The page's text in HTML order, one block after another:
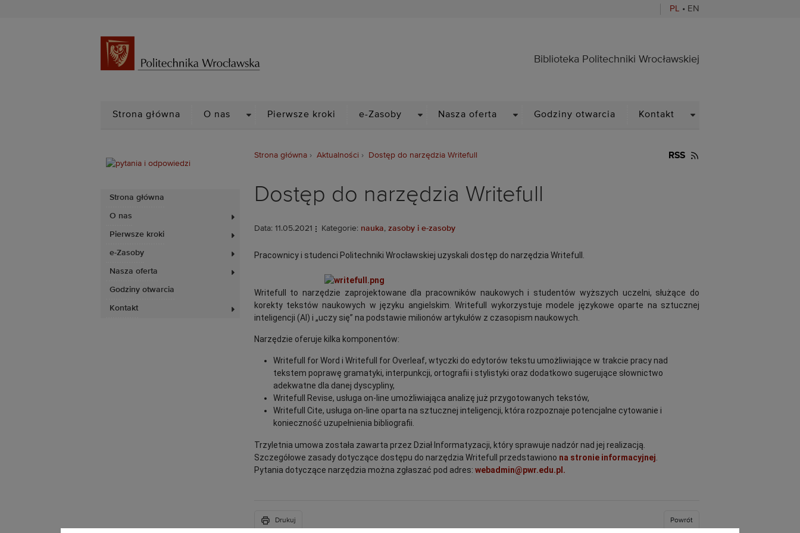
PL • EN
Biblioteka Politechniki Wrocławskiej
Biblioteka Politechniki Wrocławskiej
Strona główna O nas Pierwsze kroki e-Zasoby Nasza oferta Godziny otwarcia Kontakt
Strona główna
O nas
Pierwsze kroki
e-Zasoby
Nasza oferta
Godziny otwarcia
Kontakt
Strona główna Aktualności Dostęp do narzędzia Writefull RSS
Dostęp do narzędzia Writefull
Data: 11.05.2021 Kategorie: nauka, zasoby i e-zasoby
Pracownicy i studenci Politechniki Wrocławskiej uzyskali dostęp do narzędzia Writefull.
Writefull to narzędzie zaprojektowane dla pracowników naukowych i studentów wyższych uczelni, służące do
korekty tekstów naukowych w języku angielskim. Writefull wykorzystuje modele językowe oparte na sztucznej
inteligencji (AI) i „uczy się” na podstawie milionów artykułów z czasopism naukowych.
Narzędzie oferuje kilka komponentów:
Writefull for Word i Writefull for Overleaf, wtyczki do edytorów tekstu umożliwiające w trakcie pracy nad
tekstem poprawę gramatyki, interpunkcji, ortografii i stylistyki oraz dodatkowo sugerujące słownictwo
adekwatne dla danej dyscypliny,
Writefull Revise, usługa on-line umożliwiająca analizę już przygotowanych tekstów,
Writefull Cite, usługa on-line oparta na sztucznej inteligencji, która rozpoznaje potencjalne cytowanie i
konieczność uzupełnienia bibliografii.
Trzyletnia umowa została zawarta przez Dział Informatyzacji, który sprawuje nadzór nad jej realizacją.
Szczegółowe zasady dotyczące dostępu do narzędzia Writefull przedstawiono na stronie informacyjnej
Pytania dotyczące narzędzia można zgłaszać pod adres: webadmin@pwr.edu.pl.
Drukuj Powrót